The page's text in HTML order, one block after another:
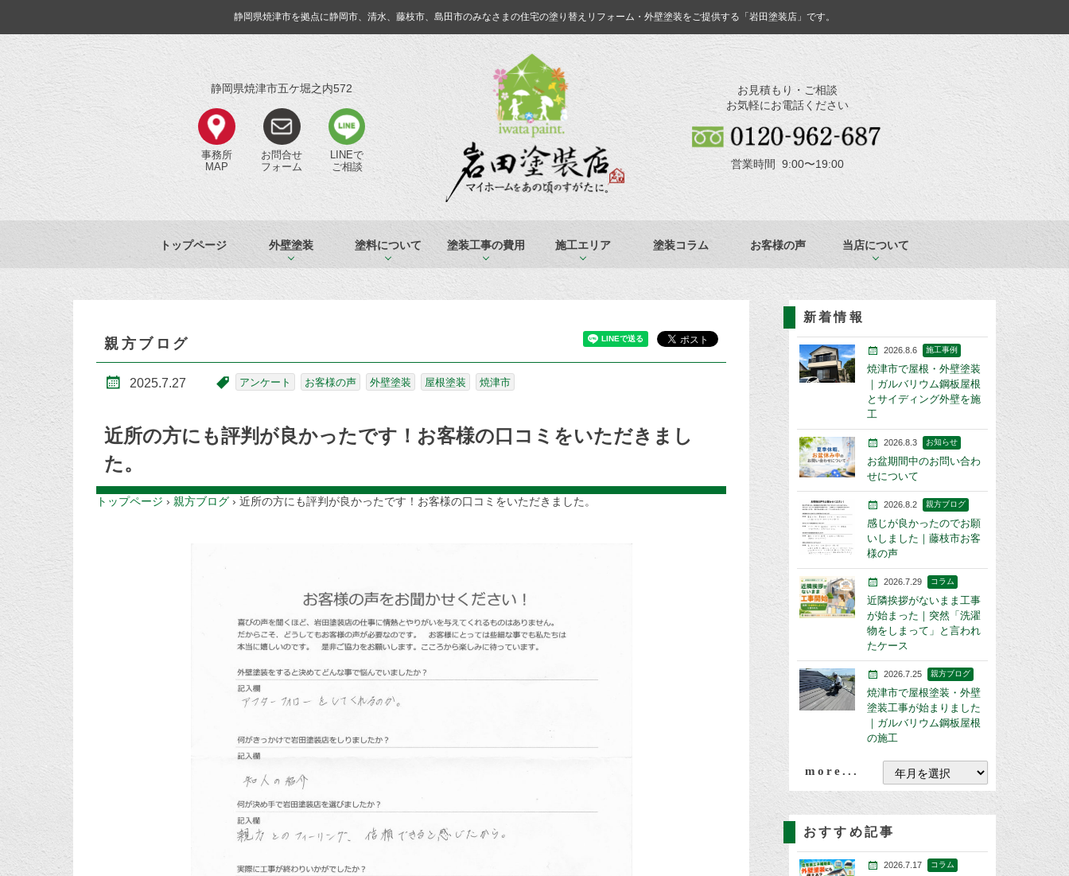
静岡県焼津市を拠点に静岡市、清水、藤枝市、島田市のみなさまの住宅の塗り替えリフォーム・外壁塗装をご提供する「岩田塗装店」です。
静岡県焼津市五ケ堀之内572
事務所
MAP
お問合せ
フォーム
LINEで
ご相談
お見積もり・ご相談
お気軽にお電話ください
営業時間 9:00〜19:00
トップページ 外壁塗装 塗料について 塗装工事の費用 施工エリア 塗装コラム お客様の声 当店について
親方ブログ
2025.7.27 アンケート お客様の声 外壁塗装 屋根塗装 焼津市
近所の方にも評判が良かったです！お客様の口コミをいただきまし
た。
トップページ › 親方ブログ › 近所の方にも評判が良かったです！お客様の口コミをいただきました。
新着情報
2026.8.6 施工事例
焼津市で屋根・外壁塗装
｜ガルバリウム鋼板屋根
とサイディング外壁を施
工
2026.8.3 お知らせ
お盆期間中のお問い合わ
せについて
2026.8.2 親方ブログ
感じが良かったのでお願
いしました｜藤枝市お客
様の声
2026.7.29 コラム
近隣挨拶がないまま工事
が始まった｜突然「洗濯
物をしまって」と言われ
たケース
2026.7.25 親方ブログ
焼津市で屋根塗装・外壁
塗装工事が始まりました
｜ガルバリウム鋼板屋根
の施工
more...
おすすめ記事
2026.7.17 コラム